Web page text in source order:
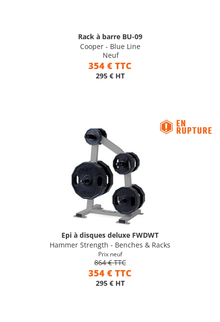
Rack à barre BU-09
Cooper - Blue Line
Neuf
354 € TTC
295 € HT
Epi à disques deluxe FWDWT
Hammer Strength - Benches & Racks
Prix neuf
864 € TTC
354 € TTC
295 € HT